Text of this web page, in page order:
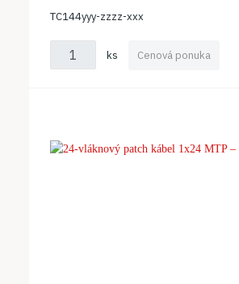
TC144yyy-zzzz-xxx
ks Cenová ponuka